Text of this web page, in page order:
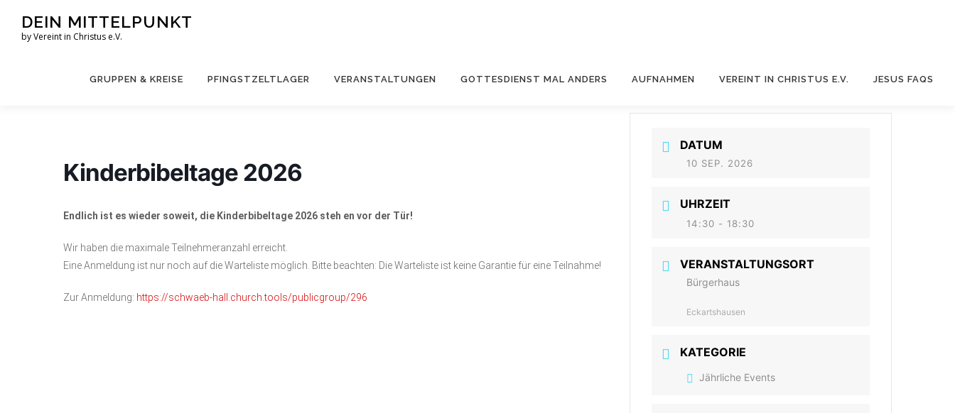
Inhalt
springen
DEIN MITTELPUNKT
by Vereint in Christus e.V.
GRUPPEN & KREISE PFINGSTZELTLAGER VERANSTALTUNGEN GOTTESDIENST MAL ANDERS AUFNAHMEN VEREINT IN CHRISTUS E.V. JESUS FAQS
Kinderbibeltage 2026
Endlich ist es wieder soweit, die Kinderbibeltage 2026 steh en vor der Tür!
Wir haben die maximale Teilnehmeranzahl erreicht.
Eine Anmeldung ist nur noch auf die Warteliste möglich. Bitte beachten: Die Warteliste ist keine Garantie für eine Teilnahme!
Zur Anmeldung: https://schwaeb-hall.church.tools/publicgroup/296
DATUM
10 SEP. 2026
UHRZEIT
14:30 - 18:30
VERANSTALTUNGSORT
Bürgerhaus
Eckartshausen
KATEGORIE
Jährliche Events